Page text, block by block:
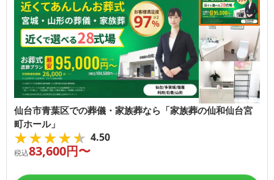
仙台市青葉区での葬儀・家族葬なら「家族葬の仙和仙台宮
町ホール」
★★★★★
★★★★★ 4.50
税込83,600円〜